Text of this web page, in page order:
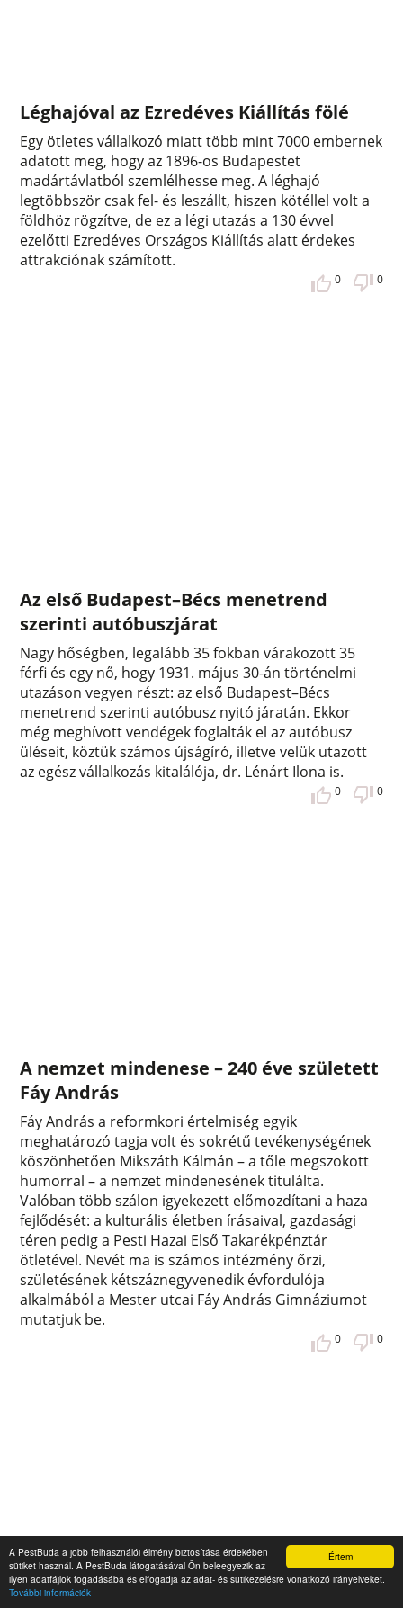
Értem
A PestBuda a jobb felhasználói élmény biztosítása érdekében
sütiket használ. A PestBuda látogatásával Ön beleegyezik az
ilyen adatfájlok fogadásába és elfogadja az adat- és sütikezelésre vonatkozó irányelveket.
További információk
Léghajóval az Ezredéves Kiállítás fölé
Egy ötletes vállalkozó miatt több mint 7000 embernek
adatott meg, hogy az 1896-os Budapestet
madártávlatból szemlélhesse meg. A léghajó
legtöbbször csak fel- és leszállt, hiszen kötéllel volt a
földhöz rögzítve, de ez a légi utazás a 130 évvel
ezelőtti Ezredéves Országos Kiállítás alatt érdekes
attrakciónak számított.
0 0
Az első Budapest–Bécs menetrend
szerinti autóbuszjárat
Nagy hőségben, legalább 35 fokban várakozott 35
férfi és egy nő, hogy 1931. május 30-án történelmi
utazáson vegyen részt: az első Budapest–Bécs
menetrend szerinti autóbusz nyitó járatán. Ekkor
még meghívott vendégek foglalták el az autóbusz
üléseit, köztük számos újságíró, illetve velük utazott
az egész vállalkozás kitalálója, dr. Lénárt Ilona is.
0 0
A nemzet mindenese – 240 éve született
Fáy András
Fáy András a reformkori értelmiség egyik
meghatározó tagja volt és sokrétű tevékenységének
köszönhetően Mikszáth Kálmán – a tőle megszokott
humorral – a nemzet mindenesének titulálta.
Valóban több szálon igyekezett előmozdítani a haza
fejlődését: a kulturális életben írásaival, gazdasági
téren pedig a Pesti Hazai Első Takarékpénztár
ötletével. Nevét ma is számos intézmény őrzi,
születésének kétszáznegyvenedik évfordulója
alkalmából a Mester utcai Fáy András Gimnáziumot
mutatjuk be.
0 0